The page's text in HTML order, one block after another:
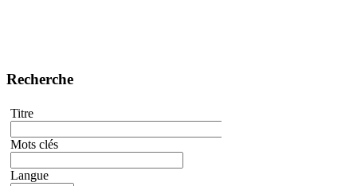
Recherche
Titre
Mots clés
Langue